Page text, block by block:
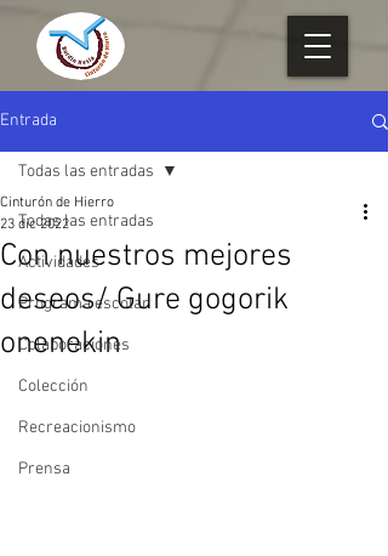
Entrada
Todas las entradas
Actividades
Programa escolar
Colaboraciones
Colección
Recreacionismo
Prensa
Todas las entradas
Con nuestros mejores
deseos/ Gure gogorik
onenekin
Cinturón de Hierro
23 dic 2022